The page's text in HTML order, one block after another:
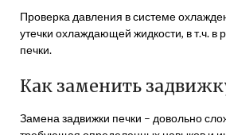
Проверка давления в системе
утечки охлаждающей жидкости, в т.ч. в
печки.
Как заменить
Замена задвижки печки – довольно